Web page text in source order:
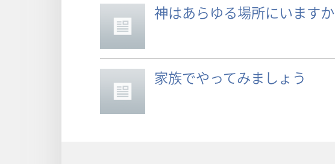
神はあらゆる場所にいますか
家族でやってみましょう